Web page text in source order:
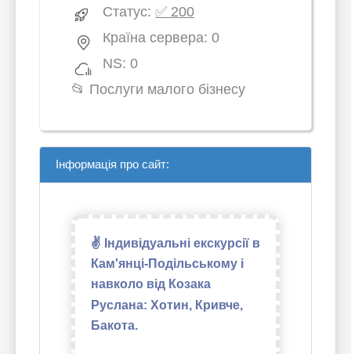
Статус: ✅ 200
Країна сервера: 0
NS: 0
📂 Послуги малого бізнесу
Інформація про сайт:
✌ Індивідуальні екскурсії в
Кам'янці-Подільському і
навколо від Козака
Руслана: Хотин, Кривче,
Бакота.